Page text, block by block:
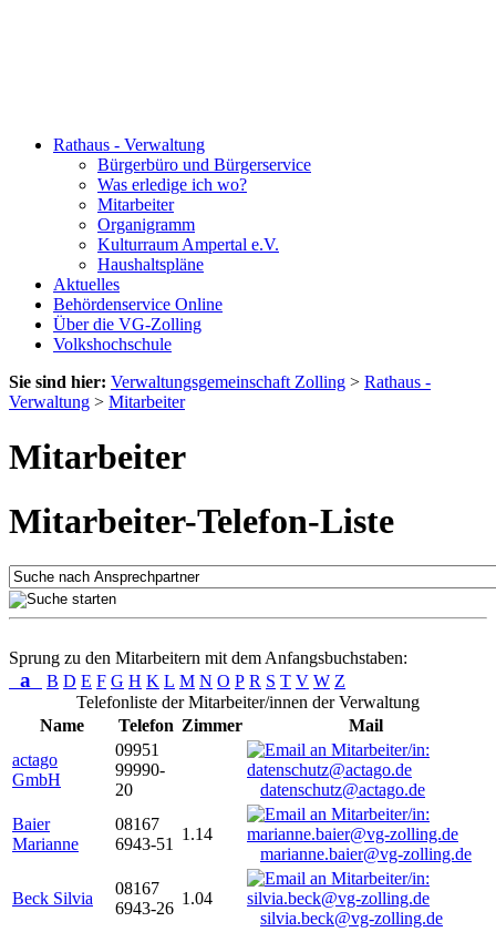
Rathaus - Verwaltung
Bürgerbüro und Bürgerservice
Was erledige ich wo?
Mitarbeiter
Organigramm
Kulturraum Ampertal e.V.
Haushaltspläne
Aktuelles
Behördenservice Online
Über die VG-Zolling
Volkshochschule
Sie sind hier: Verwaltungsgemeinschaft Zolling > Rathaus -
Verwaltung > Mitarbeiter
Mitarbeiter
Mitarbeiter-Telefon-Liste
Sprung zu den Mitarbeitern mit dem Anfangsbuchstaben:
a B D E F G H K L M N O P R S T V W Z
Telefonliste der Mitarbeiter/innen der Verwaltung
Name
Telefon Zimmer
Mail
actago
GmbH
09951
99990-
20
datenschutz@actago.de
Baier
Marianne
08167
6943-51
1.14
marianne.baier@vg-zolling.de
Beck Silvia
08167
6943-26
1.04
silvia.beck@vg-zolling.de